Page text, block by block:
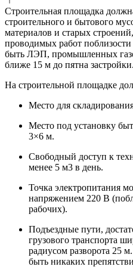
Строительная площадка
строительного и бытового
материалов и старых
проводимых работ
быть ЛЭП, промышленных
ближе 15 м до пятна застройки.
На строительной площадке
Место для
Место под установку
3×6 м.
Свободный доступ к
менее 5 м3 в день.
Точка электропитания
напряжением 220 В
рабочих).
Подъездные пути,
грузового транспорта
радиусом разворота 25
быть никаких